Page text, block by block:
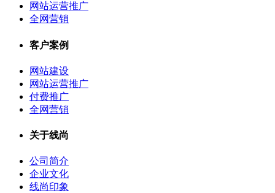
网站运营推广
全网营销
客户案例
网站建设
网站运营推广
付费推广
全网营销
关于线尚
公司简介
企业文化
线尚印象